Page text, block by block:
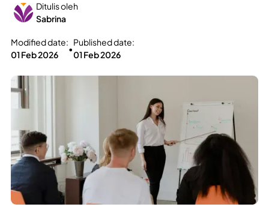
Ditulis oleh
Sabrina
Modified date:
01 Feb 2026
•
Published date:
01 Feb 2026